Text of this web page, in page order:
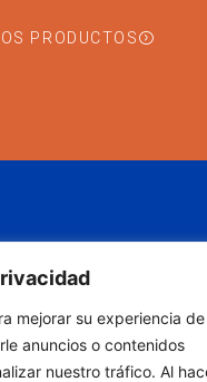
mejorar su experiencia de
anuncios o contenidos
nuestro tráfico. Al
PRODUCTOS